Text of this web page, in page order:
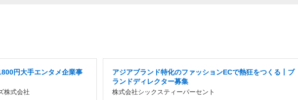
円大手エンタメ企業事
株式会社
アジアブランド特化のファッションECで熱狂をつくる丨ブ
ランドディレクター募集
株式会社シックスティーパーセント